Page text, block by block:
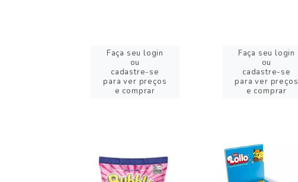
Faça seu login
ou
cadastre-se
para ver preços
e comprar
Faça seu login
ou
cadastre-se
para ver preços
e comprar